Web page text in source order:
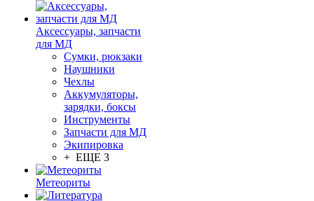
Аксессуары, запчасти
для МД
Сумки, рюкзаки
Наушники
Чехлы
Аккумуляторы,
зарядки, боксы
Инструменты
Запчасти для МД
Экипировка
+ ЕЩЕ 3
Метеориты